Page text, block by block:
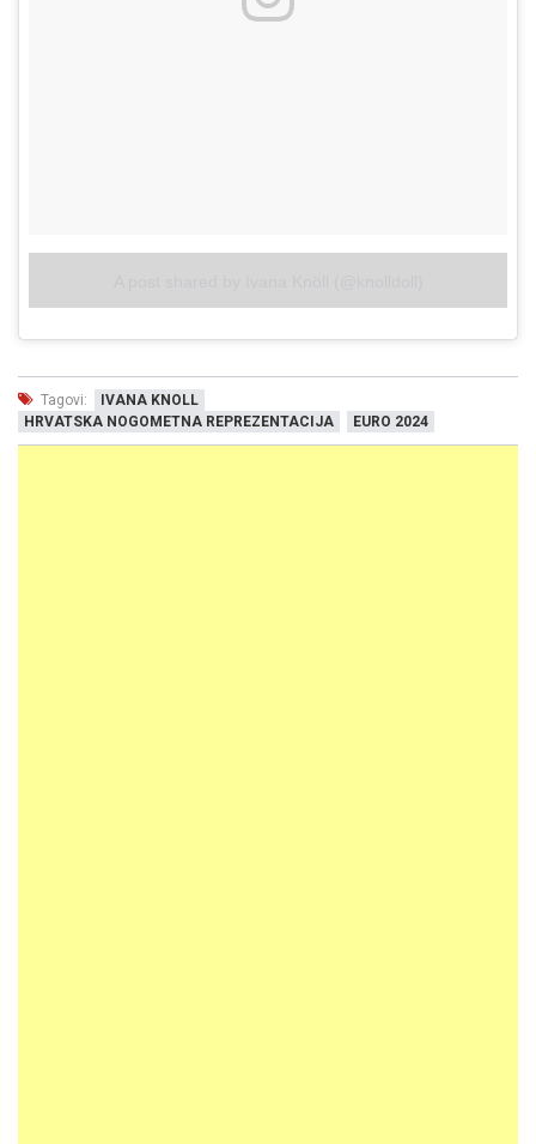
Tagovi:
IVANA KNOLL
HRVATSKA NOGOMETNA REPREZENTACIJA
EURO 2024